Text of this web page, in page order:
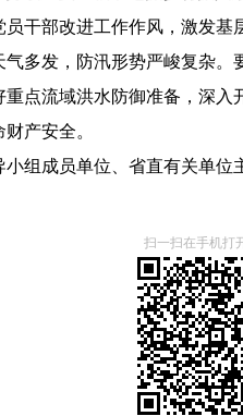
干部改进工作作风，激发
发，防汛形势严峻复杂。
点流域洪水防御准备，深
产安全。
成员单位、省直有关单位
扫一扫在手机打